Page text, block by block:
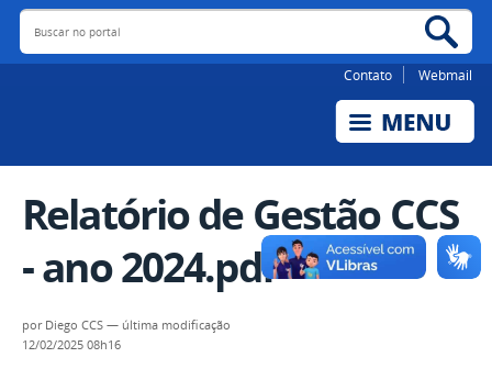
Buscar no portal
Contato Webmail
Relatório de Gestão CCS
- ano 2024.pdf
por Diego CCS — última modificação
12/02/2025 08h16